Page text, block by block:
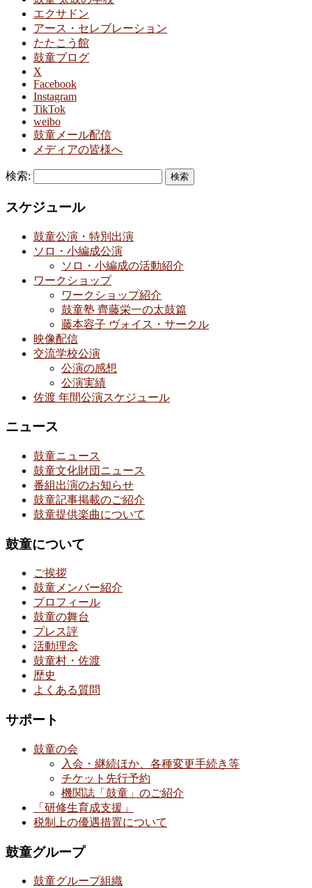
エクサドン
アース・セレブレーション
たたこう館
鼓童ブログ
X
Facebook
Instagram
TikTok
weibo
鼓童メール配信
メディアの皆様へ
検索:
スケジュール
鼓童公演・特別出演
ソロ・小編成公演
ソロ・小編成の活動紹介
ワークショップ
ワークショップ紹介
鼓童塾 齊藤栄一の太鼓篇
藤本容子 ヴォイス・サークル
映像配信
交流学校公演
公演の感想
公演実績
佐渡 年間公演スケジュール
ニュース
鼓童ニュース
鼓童文化財団ニュース
番組出演のお知らせ
鼓童記事掲載のご紹介
鼓童提供楽曲について
鼓童について
ご挨拶
鼓童メンバー紹介
プロフィール
鼓童の舞台
プレス評
活動理念
鼓童村・佐渡
歴史
よくある質問
サポート
鼓童の会
入会・継続ほか、各種変更手続き等
チケット先行予約
機関誌「鼓童」のご紹介
「研修生育成支援」
税制上の優遇措置について
鼓童グループ
鼓童グループ組織